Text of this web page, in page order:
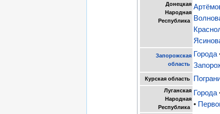
Донецкая
Народная
Республика
Запорожская
область
Города
Курская область
Луганская
Народная
Республика
Города
•